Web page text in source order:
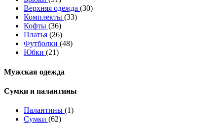
Верхняя одежда (30)
Комплекты (33)
Кофты (36)
Платья (26)
Футболки (48)
Юбки (21)
Мужская одежда
Сумки и палантины
Палантины (1)
Сумки (62)